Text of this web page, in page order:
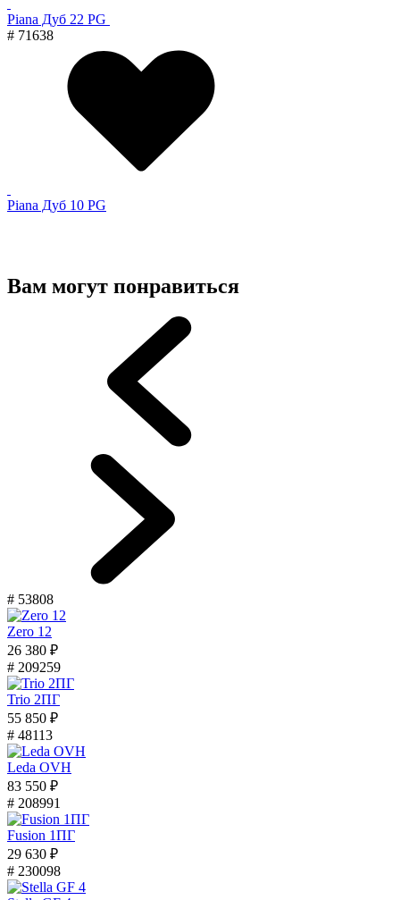
Piana Дуб 22 PG
# 71638
Piana Дуб 10 PG
Вам могут понравиться
# 53808
Zero 12
26 380 ₽
# 209259
Trio 2ПГ
55 850 ₽
# 48113
Leda OVH
83 550 ₽
# 208991
Fusion 1ПГ
29 630 ₽
# 230098